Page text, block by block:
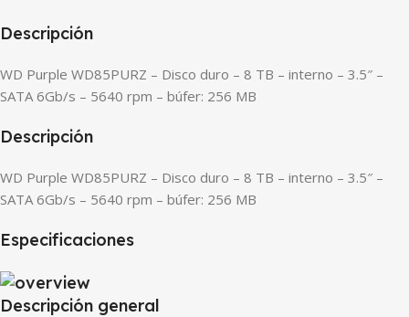
Descripción
WD Purple WD85PURZ – Disco duro – 8 TB – interno – 3.5″ –
SATA 6Gb/s – 5640 rpm – búfer: 256 MB
Descripción
WD Purple WD85PURZ – Disco duro – 8 TB – interno – 3.5″ –
SATA 6Gb/s – 5640 rpm – búfer: 256 MB
Especificaciones
Descripción general